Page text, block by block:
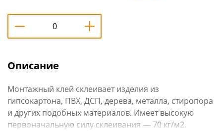
Описание
Монтажный клей склеивает изделия из
гипсокартона, ПВХ, ДСП, дерева, металла, стиропора
и других подобных материалов. Имеет высокую
первоначальную силу склеивания — 70 кг/м2.